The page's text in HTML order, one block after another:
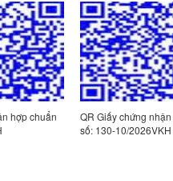
QR Giấy chứng nhận hợp chuẩn
số: 130-10/2026VKH